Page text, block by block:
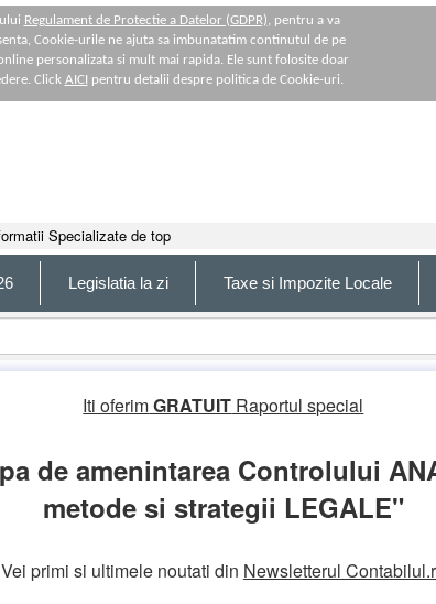
Regulament de Protectie a Datelor (GDPR), pentru a va
Cookie-urile ne ajuta sa imbunatatim continutul de pe
personalizata si mult mai rapida. Ele sunt folosite doar
Click AICI pentru detalii despre politica de Cookie-uri.
Specializate de top
Legislatia la zi Taxe si Impozite Locale
Iti oferimGRATUIT Raportul special
de amenintarea Controlului
metode si strategii LEGALE"
Vei primi si ultimele noutati din Newsletterul